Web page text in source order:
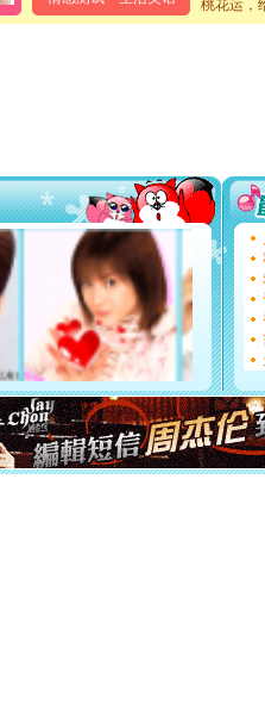
[圣诞节]
[元旦]看
断电。
你是我专
[元旦]
如
起；二
离。水
[元旦]
当
泣，这
卖了。
[春节]
风
颜！冬
道一声平
[春节]传
片叶子是
送你一棵
桃花运，